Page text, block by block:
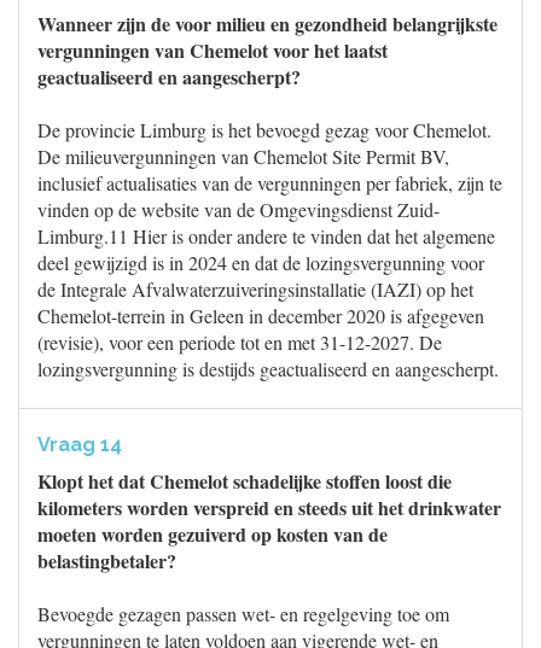
Wanneer zijn de voor milieu en gezondheid belangrijkste
vergunningen van Chemelot voor het laatst
geactualiseerd en aangescherpt?
De provincie Limburg is het bevoegd gezag voor Chemelot.
De milieuvergunningen van Chemelot Site Permit BV,
inclusief actualisaties van de vergunningen per fabriek, zijn te
vinden op de website van de Omgevingsdienst Zuid-
Limburg.11 Hier is onder andere te vinden dat het algemene
deel gewijzigd is in 2024 en dat de lozingsvergunning voor
de Integrale Afvalwaterzuiveringsinstallatie (IAZI) op het
Chemelot-terrein in Geleen in december 2020 is afgegeven
(revisie), voor een periode tot en met 31-12-2027. De
lozingsvergunning is destijds geactualiseerd en aangescherpt.
Vraag 14
Klopt het dat Chemelot schadelijke stoffen loost die
kilometers worden verspreid en steeds uit het drinkwater
moeten worden gezuiverd op kosten van de
belastingbetaler?
Bevoegde gezagen passen wet- en regelgeving toe om
vergunningen te laten voldoen aan vigerende wet- en